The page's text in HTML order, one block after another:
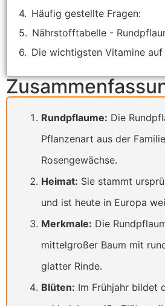
Häufig gestellte Fragen:
Nährstofftabelle -
Die wichtigsten Vitamine auf
Rundpflaume: Die
Pflanzenart aus der
Rosengewächse.
Heimat: Sie stammt
und ist heute in Europa
Merkmale: Die
mittelgroßer Baum mit
glatter Rinde.
Blüten: Im Frühjahr bildet